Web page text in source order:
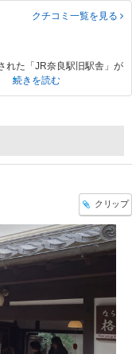
クチコミ一覧を見る
れた「JR奈良駅旧駅舎」が
続きを読む
クリップ